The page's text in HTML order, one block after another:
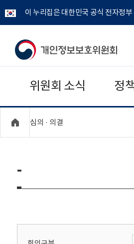
이 누리집은 대한민국 공식 전자정
개
보
보
위
회
위원회 소식 정
심의 · 의결
-